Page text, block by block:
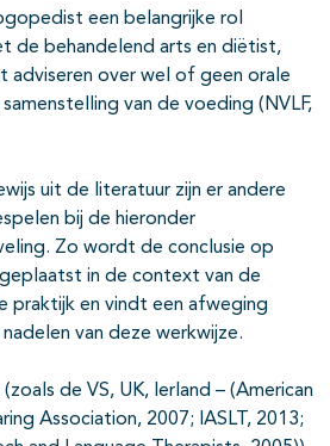
een belangrijke rol
de behandelend arts en diëtist,
over wel of geen orale
van de voeding (NVLF,
uit de literatuur zijn er andere
bij de hieronder
Zo wordt de conclusie op
in de context van de
praktijk en vindt een afweging
van deze werkwijze.
de VS, UK, Ierland – (American
Association, 2007; IASLT, 2013;